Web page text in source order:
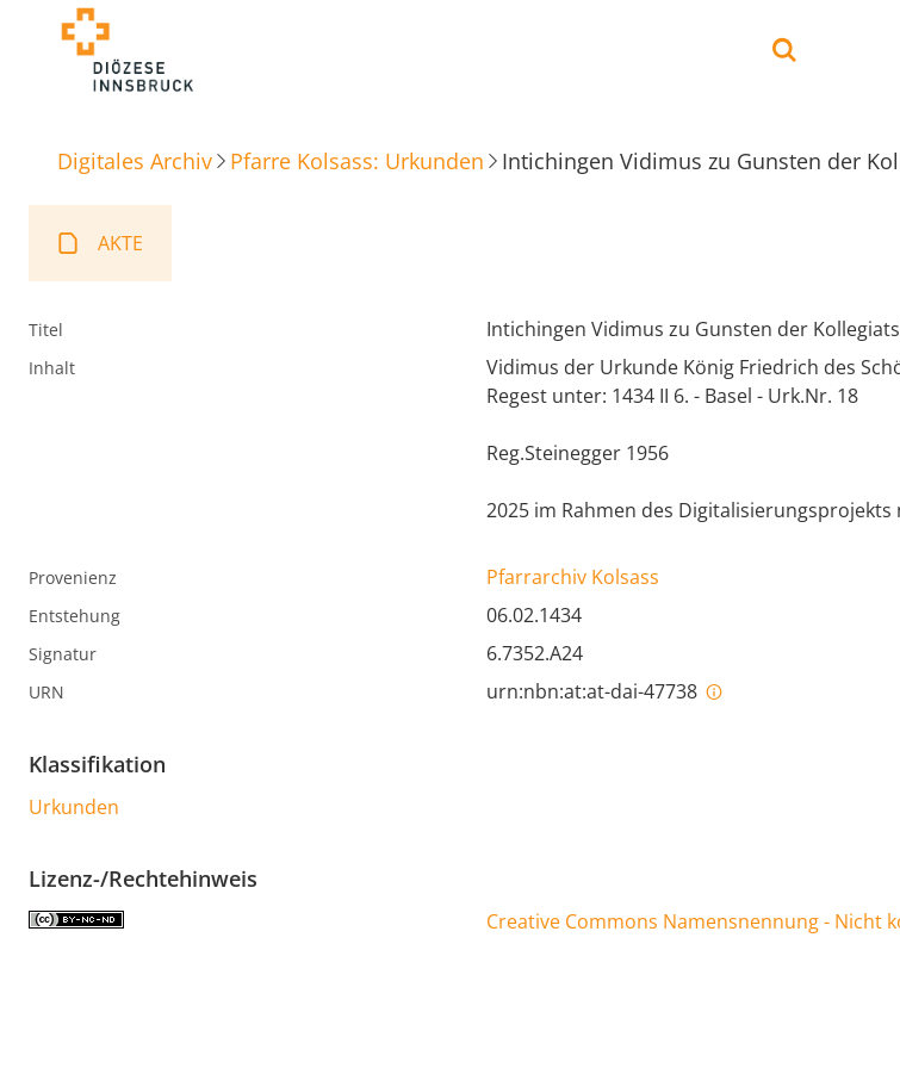
Digitales Archiv Pfarre Kolsass: Urkunden Intichingen Vidimus zu Gunsten der
AKTE
Titel Intichingen Vidimus zu Gunsten der
Inhalt
Vidimus der Urkunde König Friedrich des
Regest unter: 1434 II 6. - Basel - Urk.Nr. 18
Reg.Steinegger 1956
2025 im Rahmen des
Provenienz Pfarrarchiv Kolsass
Entstehung 06.02.1434
Signatur 6.7352.A24
URN urn:nbn:at:at-dai-47738
Klassifikation
Urkunden
Lizenz-/Rechtehinweis
Creative Commons Namensnennung - Nicht